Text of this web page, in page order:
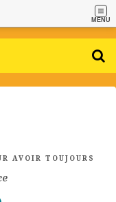
MENU
AVOIR TOUJOURS